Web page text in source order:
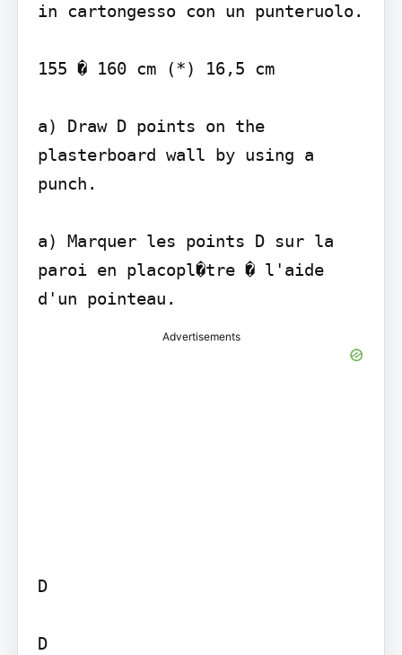
in cartongesso con un punteruolo.
155 � 160 cm (*) 16,5 cm
a) Draw D points on the
plasterboard wall by using a
punch.
a) Marquer les points D sur la
paroi en placopl�tre � l'aide
Advertisements
D
D